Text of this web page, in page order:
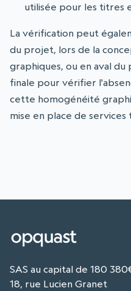
utilisée pour les titres
La vérification peut
du projet, lors de la
graphiques, ou en aval
finale pour vérifier
cette homogénéité
mise en place de services
SAS au capital de 180
18, rue Lucien Granet